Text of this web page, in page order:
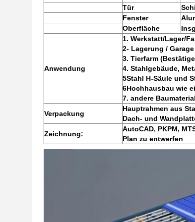
Tür
Fenster
Oberfläche
Anwendung
1. Werkstatt/Lager/
2- Lagerung /
3. Tierfarm
4. Stahlgebäude,
5Stahl H-Säule und
6Hochhausbau wie
7. andere
Verpackung
Hauptrahmen aus
Dach- und
Zeichnung:
AutoCAD, PKPM,
Plan zu entwerfen